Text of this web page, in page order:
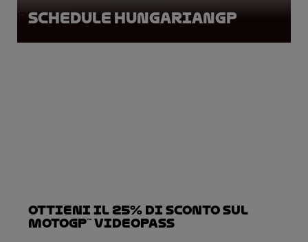
QUIl'elenco completo degli orari.
Schedule HungarianGP
Ottieni il 25% di sconto sul
MotoGP™ VideoPass